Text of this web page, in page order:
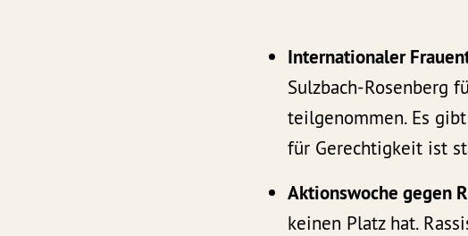
Internationaler
Sulzbach-Rosenberg
teilgenommen. Es
für Gerechtigkeit ist
Aktionswoche gegen
keinen Platz hat.